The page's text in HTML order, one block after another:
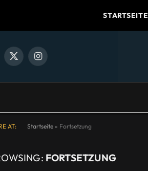
STARTSEITE
X
Instagram
AT: Startseite » Fortsetzung
FORTSETZUNG